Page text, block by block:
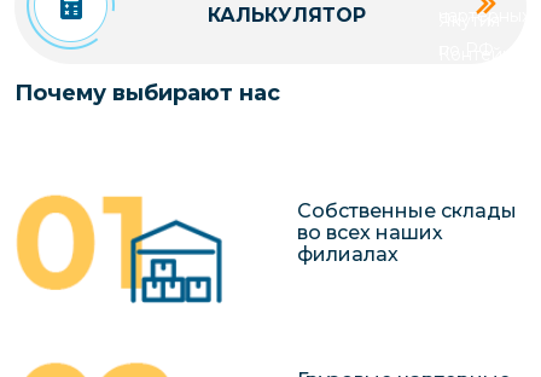
чартерных
Якутия
в Якутию
КАЛЬКУЛЯТОР
Почему выбирают нас
Собственные склады
во всех наших
филиалах